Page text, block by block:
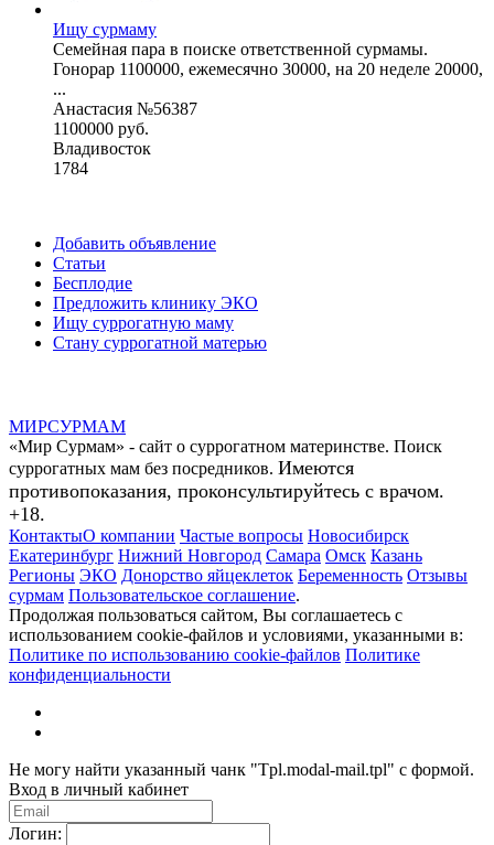
Ищу сурмаму
Семейная пара в поиске ответственной сурмамы.
Гонорар 1100000, ежемесячно 30000, на 20 неделе 20000,
...
Анастасия №56387
1100000 руб.
Владивосток
1784
Добавить объявление
Статьи
Бесплодие
Предложить клинику ЭКО
Ищу суррогатную маму
Стану суррогатной матерью
МИРСУРМАМ
«Мир Сурмам» - сайт о суррогатном материнстве. Поиск
суррогатных мам без посредников. Имеются
противопоказания, проконсультируйтесь с врачом.
+18.
КонтактыО компании Частые вопросы Новосибирск
Екатеринбург Нижний Новгород Самара Омск Казань
Регионы ЭКО Донорство яйцеклеток Беременность Отзывы
сурмам Пользовательское соглашение.
Продолжая пользоваться сайтом, Вы соглашаетесь с
использованием cookie-файлов и условиями, указанными в:
Политике по использованию cookie-файлов Политике
конфиденциальности
Не могу найти указанный чанк "Tpl.modal-mail.tpl" с формой.
Вход в личный кабинет
Логин: